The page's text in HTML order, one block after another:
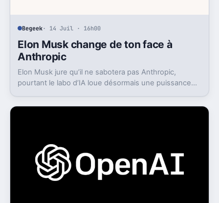
Begeek· 14 Juil · 16h00
Elon Musk change de ton face à
Anthropic
Elon Musk jure qu’il ne sabotera pas Anthropic,
pourtant le labo d’IA loue désormais une puissance